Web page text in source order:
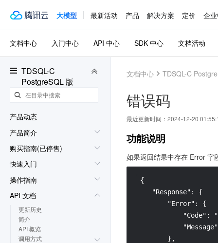
大模型 最新活动 产品 解决方案 定价 企
TDSQL-C
PostgreSQL 版
产品动态
产品简介
购买指南(已停售)
快速入门
操作指南
API 文档
更新历史
简介
API 概览
调用方式
文档中心 入门中心 API 中心 SDK 中心 文档活动
文档中心 TDSQL-C
错误码
最近更新时间： 2024-12-20
功能说明
如果返回结果中存在 Error 字
{
    "Response": {
        "Error": {
"Code":
        },